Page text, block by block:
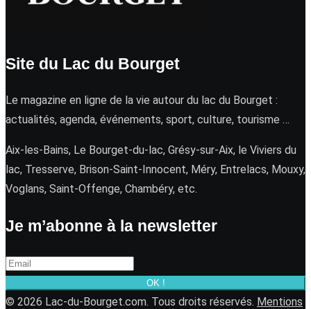
Site du Lac du Bourget
Le magazine en ligne de la vie autour du lac du Bourget :
actualités, agenda, événements, sport, culture, tourisme …
Aix-les-Bains, Le Bourget-du-lac, Grésy-sur-Aix, le Viviers du
lac, Tresserve, Brison-Saint-Innocent, Méry, Entrelacs, Mouxy,
Voglans, Saint-Offenge, Chambéry, etc.
Je m’abonne à la newsletter
OK !
© 2026 Lac-du-Bourget.com. Tous droits réservés. Mentions